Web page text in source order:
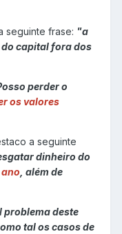
seguinte frase: "a
do capital fora dos
perder o
os valores
a seguinte
dinheiro do
, além de
problema deste
tal os casos de